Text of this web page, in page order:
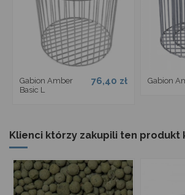
Gabion Amber
Basic L
76,40 zł Gabion
Klienci którzy zakupili ten produkt